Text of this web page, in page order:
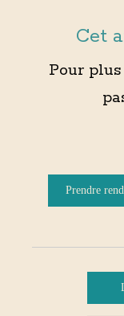
Cet
Pour
Prendre